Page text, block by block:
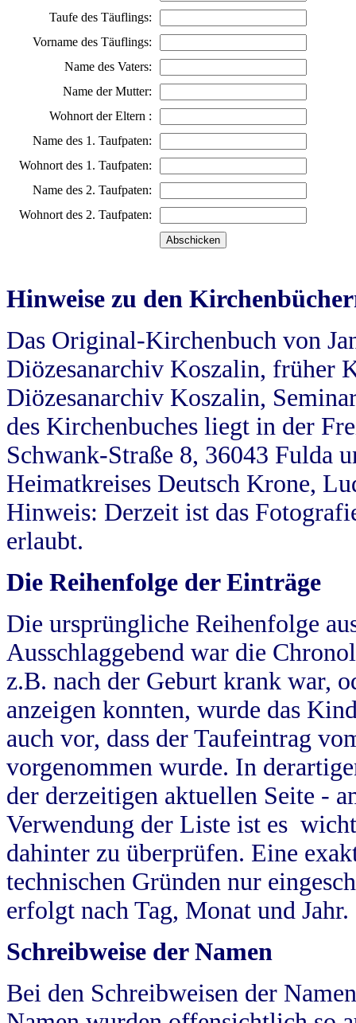
Taufe des Täuflings:
Vorname des Täuflings:
Name des Vaters:
Name der Mutter:
Wohnort der Eltern :
Name des 1. Taufpaten:
Wohnort des 1. Taufpaten:
Name des 2. Taufpaten:
Wohnort des 2. Taufpaten:
Hinweise zu den
Das Original-Kirchenbuch von
Diözesanarchiv Koszalin, früher
Diözesanarchiv Koszalin,
des Kirchenbuches liegt in der
Schwank-Straße 8, 36043 Fulda
Heimatkreises Deutsch Krone,
Hinweis: Derzeit ist das
erlaubt.
Die Reihenfolge der Einträge
Die ursprüngliche Reihenfolge
Ausschlaggebend war die
z.B. nach der Geburt krank war,
anzeigen konnten, wurde das
auch vor, dass der Taufeintrag
vorgenommen wurde. In
der derzeitigen aktuellen Seite -
Verwendung der Liste ist es
dahinter zu überprüfen. Eine
technischen Gründen nur
erfolgt nach Tag, Monat und Jahr.
Schreibweise der Namen
Bei den Schreibweisen der